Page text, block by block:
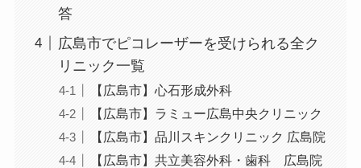
答
広島市でピコレーザーを受けられる全ク
リニック一覧
【広島市】心石形成外科
【広島市】ラミュー広島中央クリニック
【広島市】品川スキンクリニック 広島院
【広島市】共立美容外科・歯科 広島院